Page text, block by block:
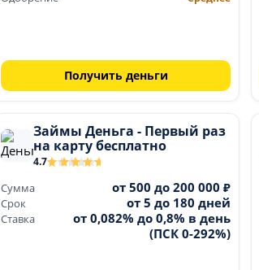
Получить деньги
Займы Деньга - Первый раз
на карту бесплатно
4.7
Сумма от 500 до 200 000 ₽
Срок от 5 до 180 дней
Ставка
от 0,082% до 0,8% в день
(ПСК 0-292%)